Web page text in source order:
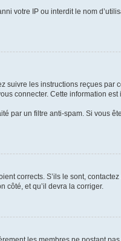
votre IP ou interdit le nom
suivre les instructions reçues
connecter. Cette information
par un filtre anti-spam. Si vous
corrects. S’ils le sont,
côté, et qu’il devra la corriger.